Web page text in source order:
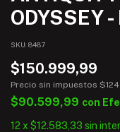
ODYSSEY
SKU: 8487
$150.999,99
Precio sin impuestos
$90.599,99 con
12 x $12.583,33 sin